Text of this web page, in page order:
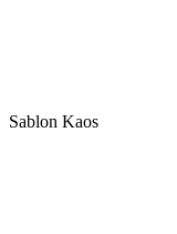
Sablon Kaos